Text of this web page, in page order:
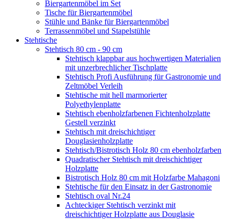
Biergartenmöbel im Set
Tische für Biergartenmöbel
Stühle und Bänke für Biergartenmöbel
Terrassenmöbel und Stapelstühle
Stehtische
Stehtisch 80 cm - 90 cm
Stehtisch klappbar aus hochwertigen Materialien
mit unzerbrechlicher Tischplatte
Stehtisch Profi Ausführung für Gastronomie und
Zeltmöbel Verleih
Stehtische mit hell marmorierter
Polyethylenplatte
Stehtisch ebenholzfarbenen Fichtenholzplatte
Gestell verzinkt
Stehtisch mit dreischichtiger
Douglasienholzplatte
Stehtisch/Bistrotisch Holz 80 cm ebenholzfarben
Quadratischer Stehtisch mit dreischichtiger
Holzplatte
Bistrotisch Holz 80 cm mit Holzfarbe Mahagoni
Stehtische für den Einsatz in der Gastronomie
Stehtisch oval Nr.24
Achteckiger Stehtisch verzinkt mit
dreischichtiger Holzplatte aus Douglasie